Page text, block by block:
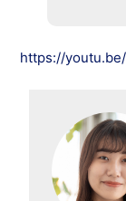
https://